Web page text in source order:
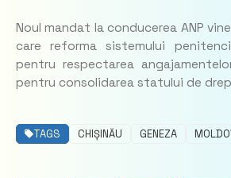
Noul mandat la conducerea ANP
care reforma sistemului
pentru respectarea
pentru consolidarea statului de
TAGS CHIȘINĂU GENEZA